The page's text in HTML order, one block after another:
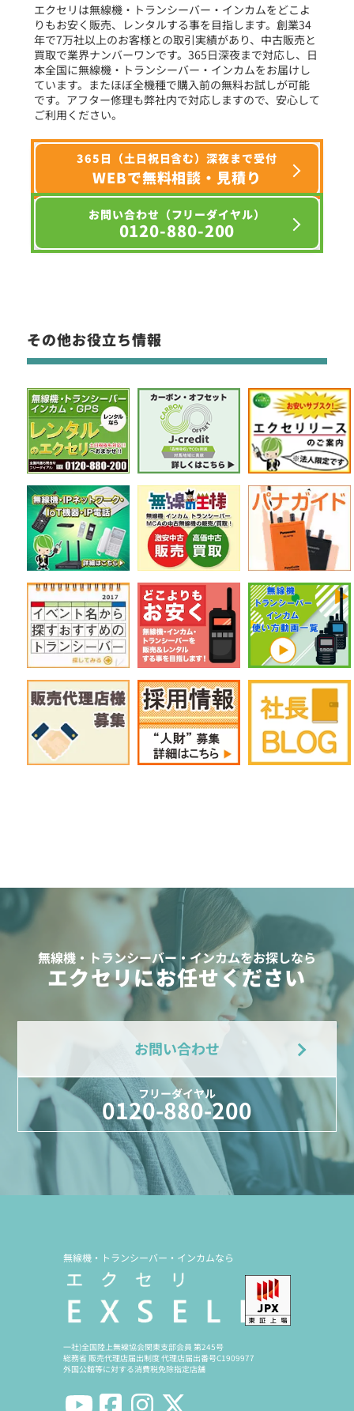
選択条件をリセット
エクセリは無線機・トランシーバー・インカムをどこよ
りもお安く販売、レンタルする事を目指します。創業34
年で7万社以上のお客様との取引実績があり、中古販売と
買取で業界ナンバーワンです。365日深夜まで対応し、日
本全国に無線機・トランシーバー・インカムをお届けし
ています。またほぼ全機種で購入前の無料お試しが可能
です。アフター修理も弊社内で対応しますので、安心して
ご利用ください。
365日（土日祝日含む）深夜まで受付
WEBで無料相談・見積り
お問い合わせ（フリーダイヤル）
0120-880-200
その他お役立ち情報
無線機・トランシーバー・インカムをお探しなら
エクセリにお任せください
お問い合わせ
フリーダイヤル
0120-880-200
無線機・トランシーバー・インカムなら
一社)全国陸上無線協会関東支部会員 第245号
総務省 販売代理店届出制度 代理店届出番号C1909977
外国公館等に対する消費税免除指定店舗